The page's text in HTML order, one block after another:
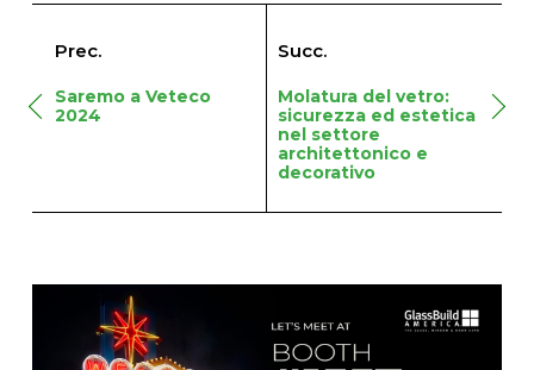
Prec.
Saremo a Veteco
2024
Succ.
Molatura del vetro:
sicurezza ed estetica
nel settore
architettonico e
decorativo